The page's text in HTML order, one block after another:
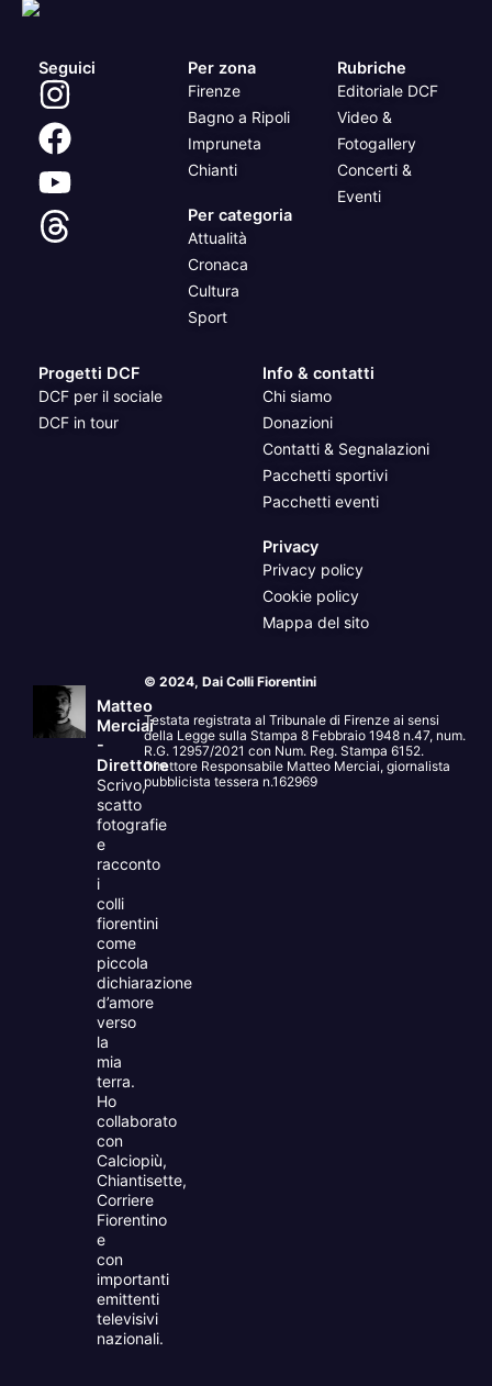
Seguici Per zona
Firenze
Bagno a Ripoli
Impruneta
Chianti
Per categoria
Attualità
Cronaca
Cultura
Sport
Rubriche
Editoriale DCF
Video &
Fotogallery
Concerti &
Eventi
Progetti DCF
DCF per il sociale
DCF in tour
Info & contatti
Chi siamo
Donazioni
Contatti & Segnalazioni
Pacchetti sportivi
Pacchetti eventi
Privacy
Privacy policy
Cookie policy
Mappa del sito
Matteo
Merciai
-
Direttore
Scrivo,
scatto
fotografie
e
racconto
i
colli
fiorentini
come
piccola
dichiarazione
d’amore
verso
la
mia
terra.
Ho
collaborato
con
Calciopiù,
Chiantisette,
Corriere
Fiorentino
e
con
importanti
emittenti
televisivi
nazionali.
© 2024, Dai Colli Fiorentini
Testata registrata al Tribunale di Firenze ai sensi
della Legge sulla Stampa 8 Febbraio 1948 n.47, num.
R.G. 12957/2021 con Num. Reg. Stampa 6152.
Direttore Responsabile Matteo Merciai, giornalista
pubblicista tessera n.162969